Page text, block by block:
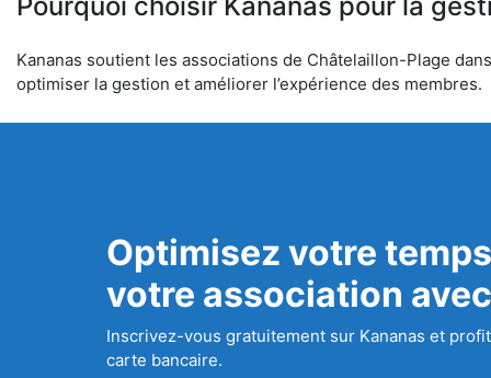
Kananas soutient les associations de Châtelaillon-Plage
optimiser la gestion et améliorer l’expérience des membres.
Optimisez votre
votre association
Inscrivez-vous gratuitement sur Kananas et
carte bancaire.